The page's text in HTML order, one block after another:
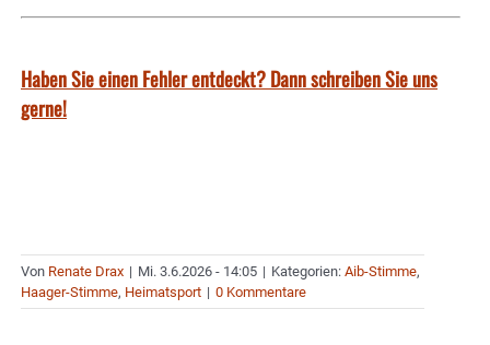
Haben Sie einen Fehler entdeckt? Dann schreiben Sie uns
gerne!
Von Renate Drax | Mi. 3.6.2026 - 14:05 | Kategorien: Aib-Stimme,
Haager-Stimme, Heimatsport | 0 Kommentare